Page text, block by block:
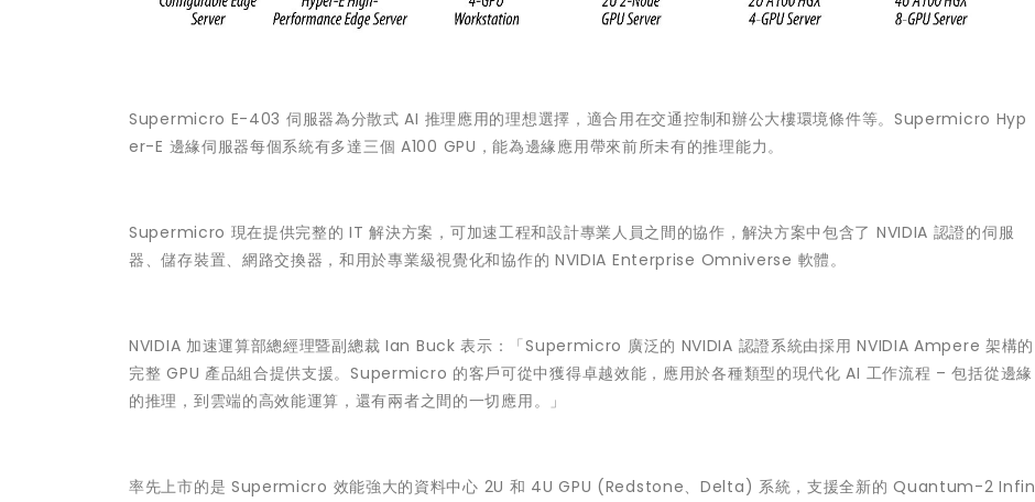
Supermicro E-403 伺服器為分散式 AI 推理應用的理想選擇，適合用在交通控制和辦公大樓環境條件等。Supermicro Hyp
er-E 邊緣伺服器每個系統有多達三個 A100 GPU，能為邊緣應用帶來前所未有的推理能力。
Supermicro 現在提供完整的 IT 解決方案，可加速工程和設計專業人員之間的協作，解決方案中包含了 NVIDIA 認證的伺服
器、儲存裝置、網路交換器，和用於專業級視覺化和協作的 NVIDIA Enterprise Omniverse 軟體。
NVIDIA 加速運算部總經理暨副總裁 Ian Buck 表示：「Supermicro 廣泛的 NVIDIA 認證系統由採用 NVIDIA Ampere 架構的
完整 GPU 產品組合提供支援。Supermicro 的客戶可從中獲得卓越效能，應用於各種類型的現代化 AI 工作流程 – 包括從邊緣
的推理，到雲端的高效能運算，還有兩者之間的一切應用。」
率先上市的是 Supermicro 效能強大的資料中心 2U 和 4U GPU (Redstone、Delta) 系統，支援全新的 Quantum-2 Infin